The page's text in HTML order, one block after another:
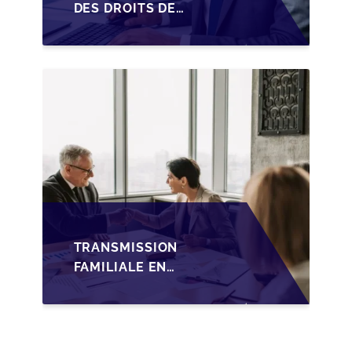
DES DROITS DE
SUCCESSION EN
WALLONIE SUR LA
TRANSMISSION
TRANSMISSION
FAMILIALE EN
WALLONIE :
NOUVELLES